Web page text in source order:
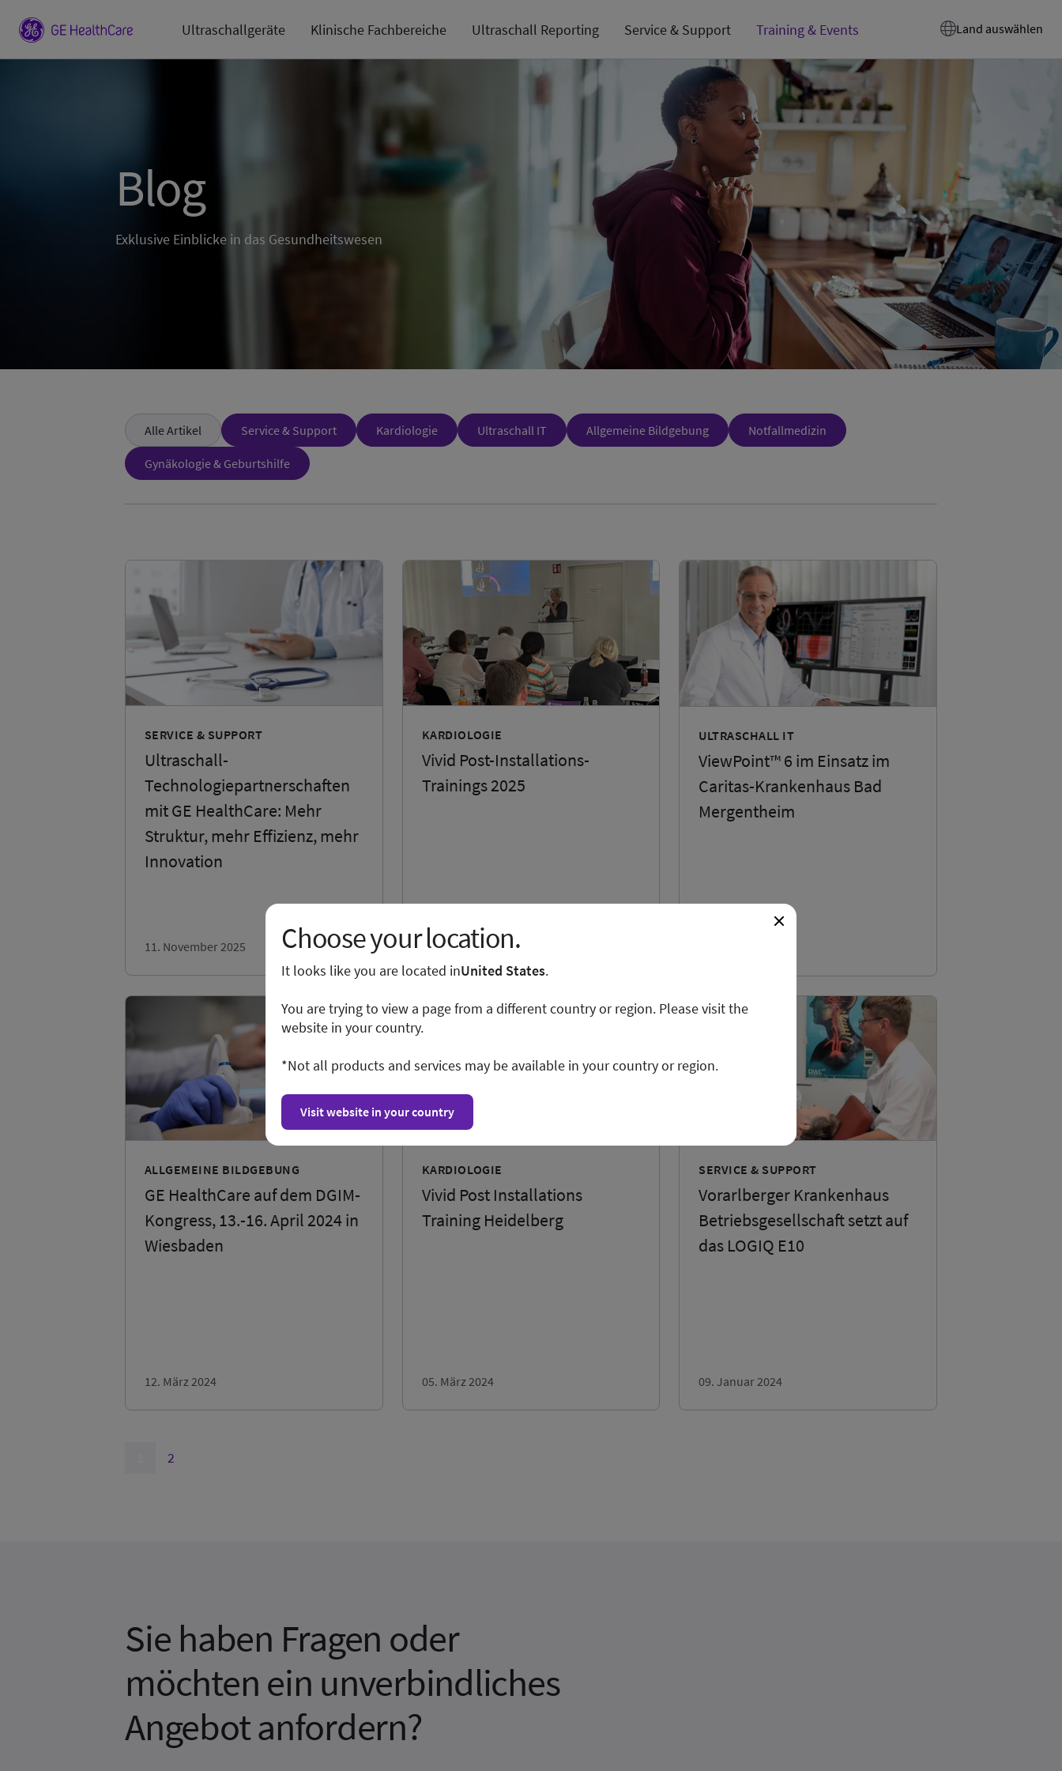
Ultraschallgeräte Klinische Fachbereiche Ultraschall Reporting Service & Support Training & Events Land auswählen
Blog
Exklusive Einblicke in das Gesundheitswesen
Alle Artikel Service & Support Kardiologie Ultraschall IT Allgemeine Bildgebung Notfallmedizin
Gynäkologie & Geburtshilfe
SERVICE & SUPPORT
Ultraschall-
Technologiepartnerschaften
mit GE HealthCare: Mehr
Struktur, mehr Effizienz, mehr
Innovation
11. November 2025
KARDIOLOGIE
Vivid Post-Installations-
Trainings 2025
02. Dezember 2024
ULTRASCHALL IT
ViewPoint™ 6 im Einsatz im
Caritas-Krankenhaus Bad
Mergentheim
ALLGEMEINE BILDGEBUNG
GE HealthCare auf dem DGIM-
Kongress, 13.-16. April 2024 in
Wiesbaden
12. März 2024
KARDIOLOGIE
Vivid Post Installations
Training Heidelberg
05. März 2024
SERVICE & SUPPORT
Vorarlberger Krankenhaus
Betriebsgesellschaft setzt auf
das LOGIQ E10
09. Januar 2024
2
Sie haben Fragen oder
möchten ein unverbindliches
Angebot anfordern?
Choose your location.
It looks like you are located inUnited States.
You are trying to view a page from a different country or region. Please visit the
website in your country.
*Not all products and services may be available in your country or region.
Visit website in your country